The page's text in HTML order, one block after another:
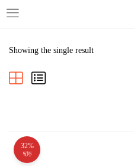
Showing the single result
32%
ছাড়